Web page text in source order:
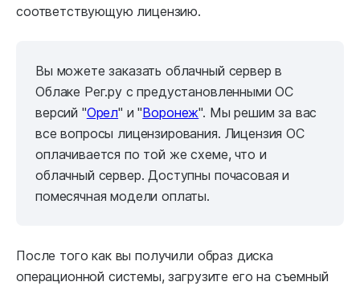
соответствующую лицензию.
Вы можете заказать облачный сервер в
Облаке Рег.ру с предустановленными ОС
версий "Орел" и "Воронеж". Мы решим за вас
все вопросы лицензирования. Лицензия ОС
оплачивается по той же схеме, что и
облачный сервер. Доступны почасовая и
помесячная модели оплаты.
После того как вы получили образ диска
операционной системы, загрузите его на съемный